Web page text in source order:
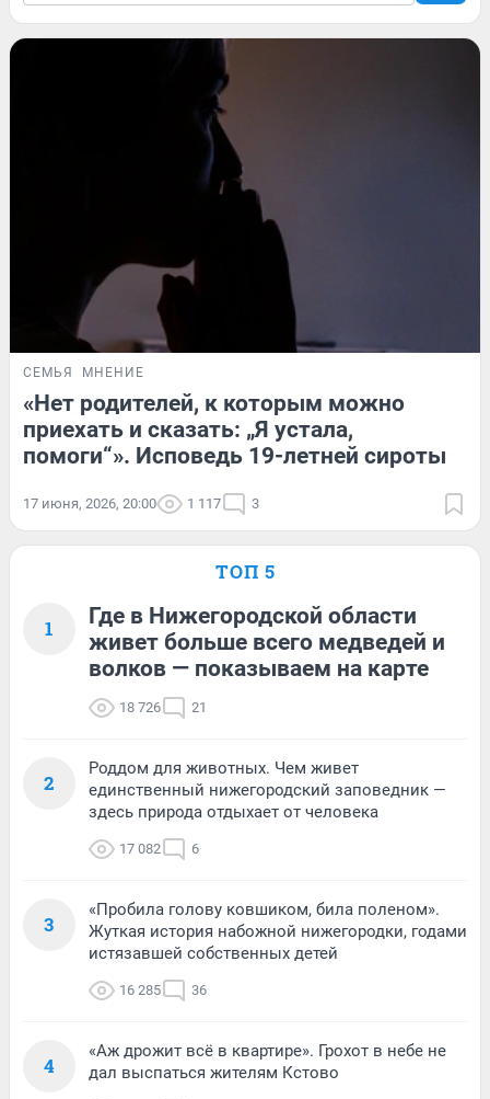
СЕМЬЯ МНЕНИЕ
«Нет родителей, к которым можно
приехать и сказать: „Я устала,
помоги“». Исповедь 19-летней сироты
17 июня, 2026, 20:00 1 117 3
ТОП 5
1
Где в Нижегородской области
живет больше всего медведей и
волков — показываем на карте
18 726 21
2
Роддом для животных. Чем живет
единственный нижегородский заповедник —
здесь природа отдыхает от человека
17 082 6
3
«Пробила голову ковшиком, била поленом».
Жуткая история набожной нижегородки, годами
истязавшей собственных детей
16 285 36
4
«Аж дрожит всё в квартире». Грохот в небе не
дал выспаться жителям Кстово